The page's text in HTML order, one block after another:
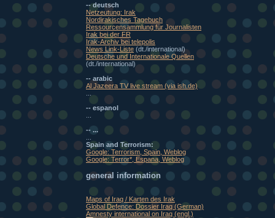
-- deutsch
Netzeutung: Irak
Nordirakisches Tagebuch
Ressourcensammlung für Journalisten
Irak bei der FR
Irak-Archiv bei telepolis
News Link-Liste (dt./international)
Deutsche und Internationale Quellen
(dt./international)
-- arabic
Al Jazeera TV live stream (via ish.de)
-- espanol
-- ...
Spain and Terrorism:
Google: Terrorism, Spain, Weblog
Google: Terror*, Espana, Weblog
general information
Maps of Iraq / Karten des Irak
Global Defence: Dossier Iraq (German)
Amnesty international on Iraq (engl.)